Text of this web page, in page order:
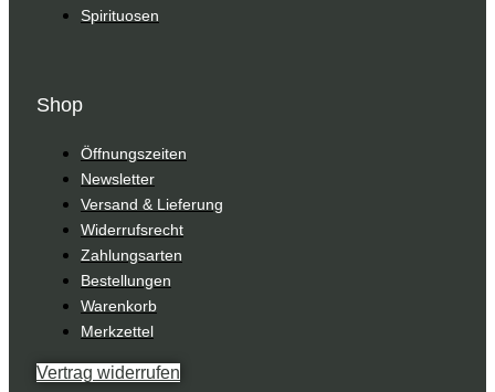
Spirituosen
Shop
Öffnungszeiten
Newsletter
Versand & Lieferung
Widerrufsrecht
Zahlungsarten
Bestellungen
Warenkorb
Merkzettel
Vertrag widerrufen